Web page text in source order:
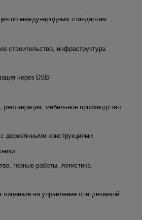
по международным стандартам
строительство, инфраструктура
через DSB
мебельное производство
деревянными конструкциями
горные работы, логистика
лицензия на управление спецтехникой